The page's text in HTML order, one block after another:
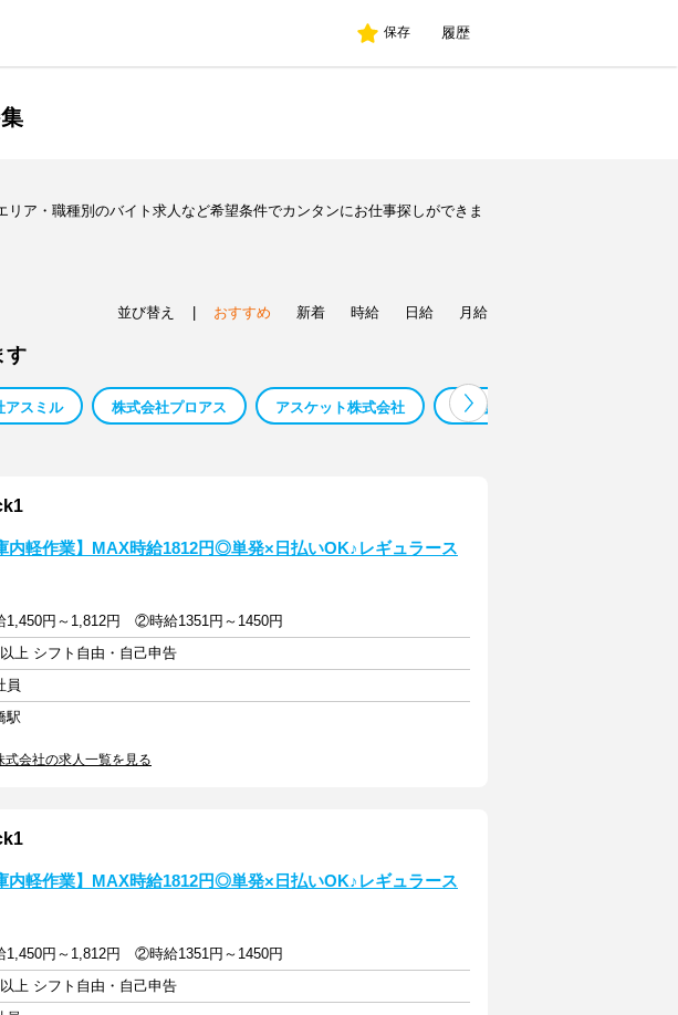
保存 履歴
ア・職種別のバイト求人など希望条件でカンタンにお仕事探しができま
並び替え おすすめ 新着 時給 日給 月給
す
アスミル 株式会社プロアス アスケット株式会社 株式会社アスパ 梅田
内軽作業】MAX時給1812円◎単発×日払いOK♪レギュラース
円～1,812円 ②時給1351円～1450円
上 シフト自由・自己申告
員
駅
会社の求人一覧を見る
内軽作業】MAX時給1812円◎単発×日払いOK♪レギュラース
円～1,812円 ②時給1351円～1450円
上 シフト自由・自己申告